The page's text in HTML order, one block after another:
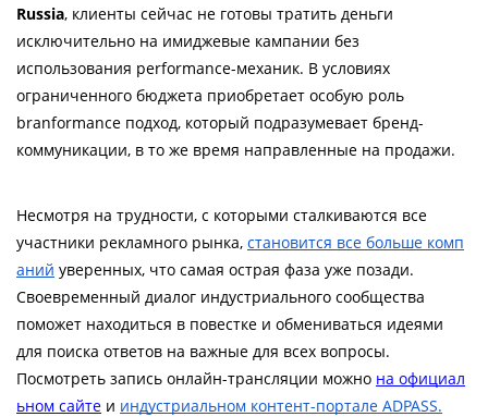
Russia, клиенты сейчас не готовы тратить деньги
исключительно на имиджевые кампании без
использования performance-механик. В условиях
ограниченного бюджета приобретает особую роль
branformance подход, который подразумевает бренд-
коммуникации, в то же время направленные на продажи.
Несмотря на трудности, с которыми сталкиваются все
участники рекламного рынка, становится все больше комп
аний уверенных, что самая острая фаза уже позади.
Своевременный диалог индустриального сообщества
поможет находиться в повестке и обмениваться идеями
для поиска ответов на важные для всех вопросы.
Посмотреть запись онлайн-трансляции можно на официал
ьном сайте и индустриальном контент-портале ADPASS.